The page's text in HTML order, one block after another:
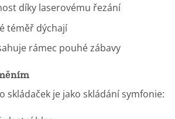
díky laserovému řezání
téměř dýchají
rámec pouhé zábavy
skládaček je jako skládání symfonie: